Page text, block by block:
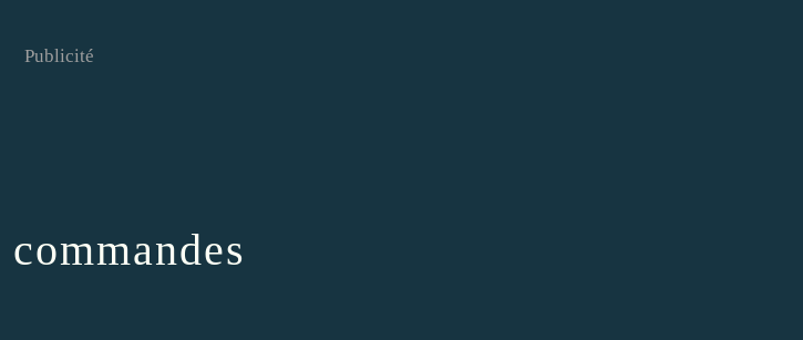
Publicité